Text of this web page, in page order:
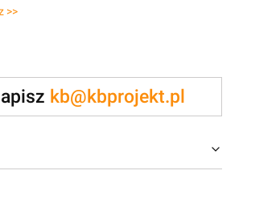
>>
kb@kbprojekt.pl